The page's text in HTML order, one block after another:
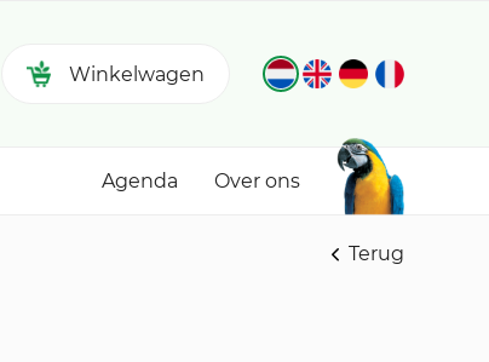
Winkelwagen
Agenda Over ons
Terug